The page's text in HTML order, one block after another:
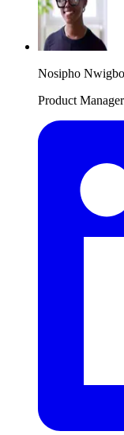
Nosipho Nwigbo
Product